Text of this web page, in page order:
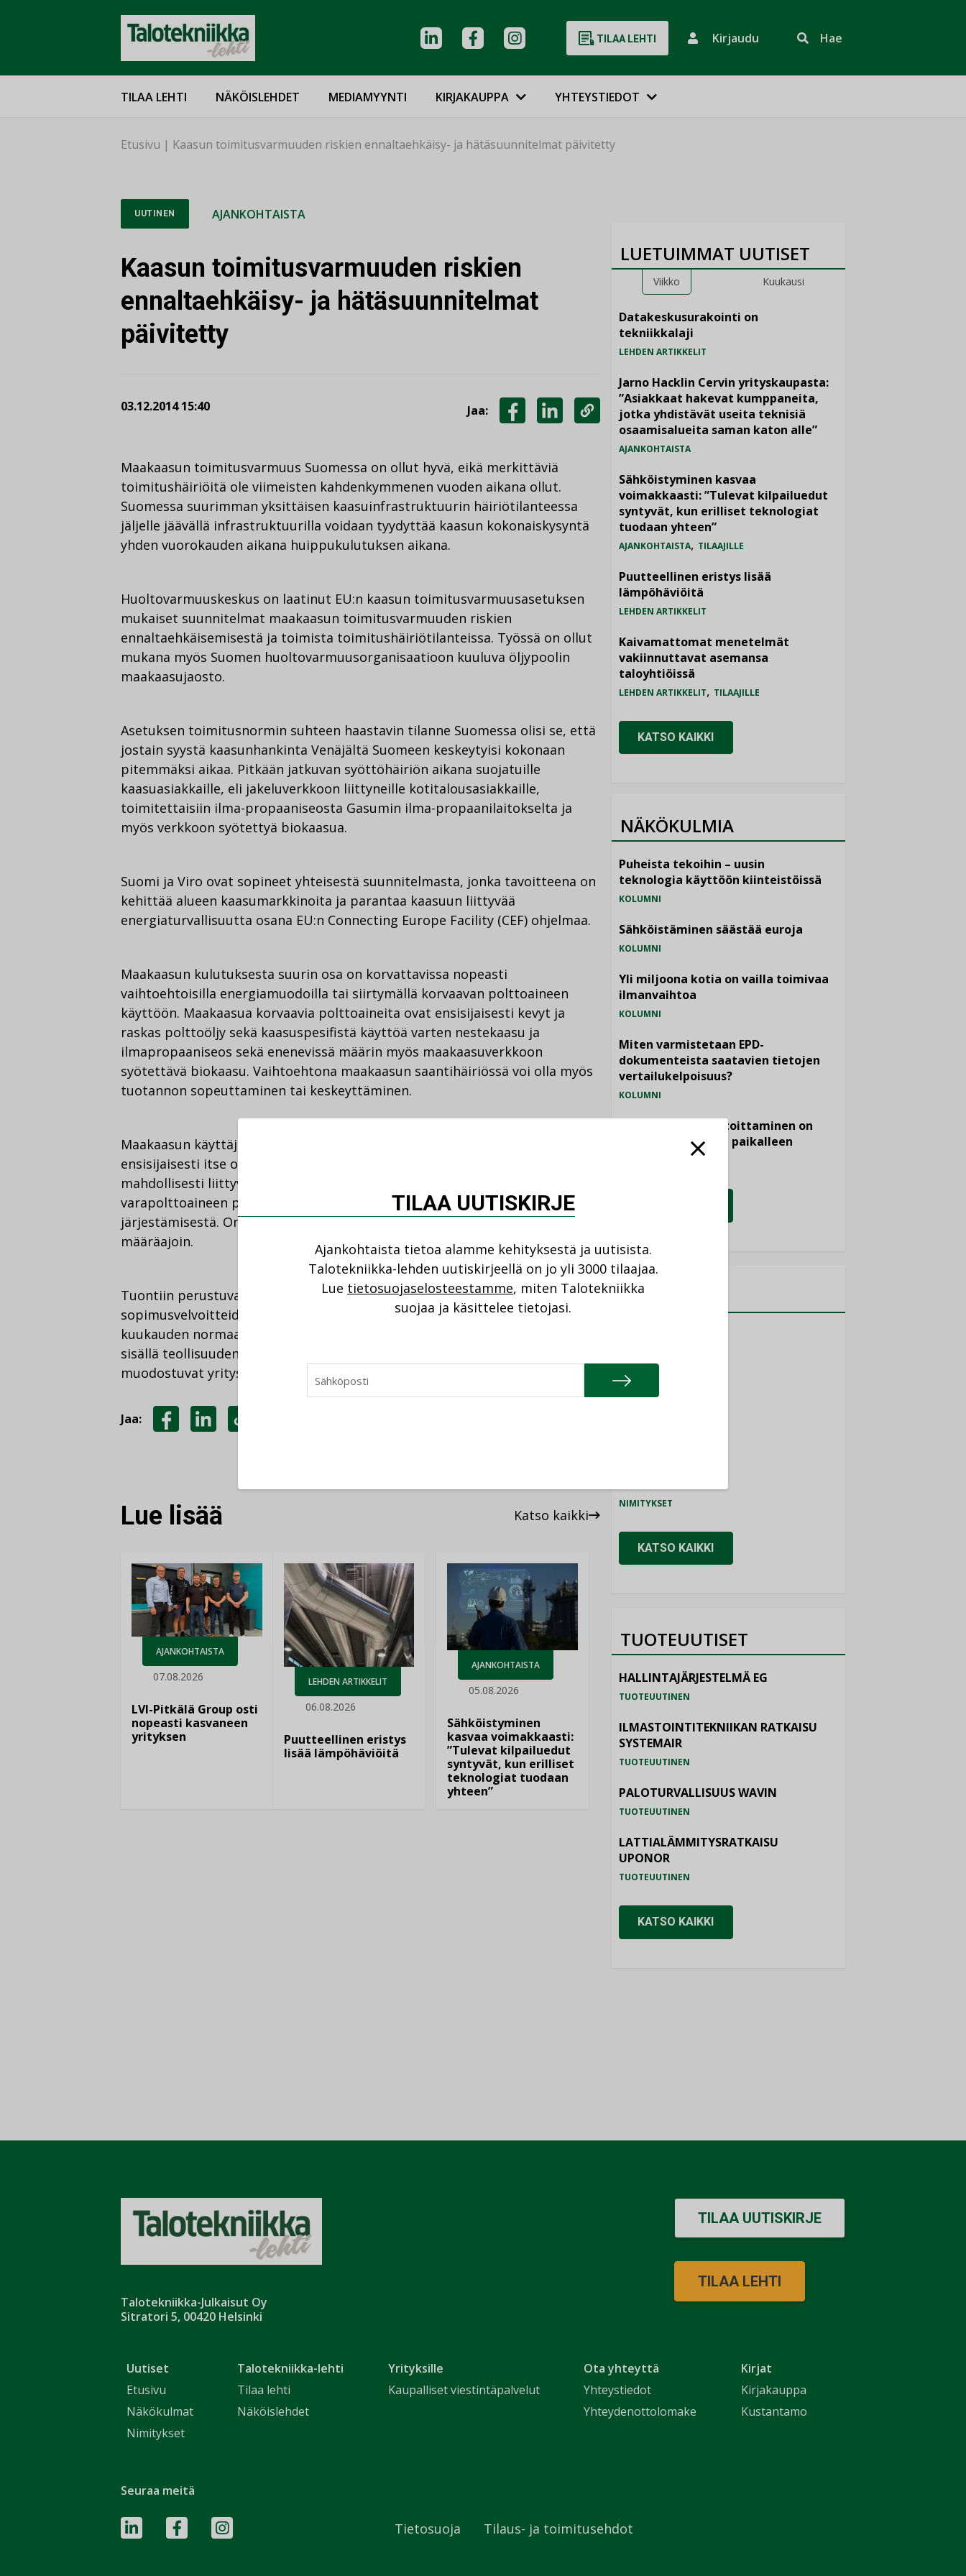
TILAA LEHTI Kirjaudu Hae
TILAA LEHTI NÄKÖISLEHDET MEDIAMYYNTI KIRJAKAUPPA YHTEYSTIEDOT
Etusivu | Kaasun toimitusvarmuuden riskien ennaltaehkäisy- ja hätäsuunnitelmat päivitetty
UUTINEN AJANKOHTAISTA
Kaasun toimitusvarmuuden riskien
ennaltaehkäisy- ja hätäsuunnitelmat
päivitetty
03.12.2014 15:40 Jaa:
LINKEDINISSÄ
KOPIOI
LINKKI
Maakaasun toimitusvarmuus Suomessa on ollut hyvä, eikä merkittäviä
toimitushäiriöitä ole viimeisten kahdenkymmenen vuoden aikana ollut.
Suomessa suurimman yksittäisen kaasuinfrastruktuurin häiriötilanteessa
jäljelle jäävällä infrastruktuurilla voidaan tyydyttää kaasun kokonaiskysyntä
yhden vuorokauden aikana huippukulutuksen aikana.
Huoltovarmuuskeskus on laatinut EU:n kaasun toimitusvarmuusasetuksen
mukaiset suunnitelmat maakaasun toimitusvarmuuden riskien
ennaltaehkäisemisestä ja toimista toimitushäiriötilanteissa. Työssä on ollut
mukana myös Suomen huoltovarmuusorganisaatioon kuuluva öljypoolin
maakaasujaosto.
Asetuksen toimitusnormin suhteen haastavin tilanne Suomessa olisi se, että
jostain syystä kaasunhankinta Venäjältä Suomeen keskeytyisi kokonaan
pitemmäksi aikaa. Pitkään jatkuvan syöttöhäiriön aikana suojatuille
kaasuasiakkaille, eli jakeluverkkoon liittyneille kotitalousasiakkaille,
toimitettaisiin ilma-propaaniseosta Gasumin ilma-propaanilaitokselta ja
myös verkkoon syötettyä biokaasua.
Suomi ja Viro ovat sopineet yhteisestä suunnitelmasta, jonka tavoitteena on
kehittää alueen kaasumarkkinoita ja parantaa kaasuun liittyvää
energiaturvallisuutta osana EU:n Connecting Europe Facility (CEF) ohjelmaa.
Maakaasun kulutuksesta suurin osa on korvattavissa nopeasti
vaihtoehtoisilla energiamuodoilla tai siirtymällä korvaavan polttoaineen
käyttöön. Maakaasua korvaavia polttoaineita ovat ensisijaisesti kevyt ja
raskas polttoöljy sekä kaasuspesifistä käyttöä varten nestekaasu ja
ilmapropaaniseos sekä enenevissä määrin myös maakaasuverkkoon
syötettävä biokaasu. Vaihtoehtona maakaasun saantihäiriössä voi olla myös
tuotannon sopeuttaminen tai keskeyttäminen.
Maakaasun käyttäjä, kuluttaja-asiakkaita lukuun ottamatta, vastaa
ensisijaisesti itse omasta varautumissuunnitelmastaan ja siihen
mahdollisesti liittyvän varapolttoainejärjestelmän toimintakunnosta,
varapolttoaineen puskurivarastoinnista ja tarvittavien kuljetusten
järjestämisestä. On tärkeää, että varapolttoainejärjestelmää testataan
määräajoin.
Tuontiin perustuvan energian saantihäiriön varalta ja kansainvälisten
sopimusvelvoitteiden täyttämiseksi Suomessa pidetään keskimäärin viiden
kuukauden normaalikulutusta vastaavat tuontipolttoainevarastot. Määrä ei
sisällä teollisuuden maakaasun kulutusta. Maakaasun osalta varastot
muodostuvat yritysten velvoitevarastoista ja valtion varmuusvarastoista.
Jaa:
Lue lisää Katso kaikki
AJANKOHTAISTA
07.08.2026
LVI-Pitkälä Group osti
nopeasti kasvaneen
yrityksen
LEHDEN ARTIKKELIT
06.08.2026
Puutteellinen eristys
lisää lämpöhäviöitä
AJANKOHTAISTA
05.08.2026
Sähköistyminen
kasvaa voimakkaasti:
”Tulevat kilpailuedut
syntyvät, kun erilliset
teknologiat tuodaan
yhteen”
LUETUIMMAT UUTISET
Viikko Kuukausi
Datakeskusurakointi on
tekniikkalaji
LEHDEN ARTIKKELIT
Jarno Hacklin Cervin yrityskaupasta:
”Asiakkaat hakevat kumppaneita,
jotka yhdistävät useita teknisiä
osaamisalueita saman katon alle”
AJANKOHTAISTA
Sähköistyminen kasvaa
voimakkaasti: ”Tulevat kilpailuedut
syntyvät, kun erilliset teknologiat
tuodaan yhteen”
AJANKOHTAISTA, TILAAJILLE
Puutteellinen eristys lisää
lämpöhäviöitä
LEHDEN ARTIKKELIT
Kaivamattomat menetelmät
vakiinnuttavat asemansa
taloyhtiöissä
LEHDEN ARTIKKELIT, TILAAJILLE
KATSO KAIKKI
NÄKÖKULMIA
Puheista tekoihin – uusin
teknologia käyttöön kiinteistöissä
KOLUMNI
Sähköistäminen säästää euroja
KOLUMNI
Yli miljoona kotia on vailla toimivaa
ilmanvaihtoa
KOLUMNI
Miten varmistetaan EPD-
dokumenteista saatavien tietojen
vertailukelpoisuus?
KOLUMNI
Vesi- ja viemärimitoittaminen on
jämähtänyt ajassa paikalleen
NIMITYKSET
Refair
NIMITYKSET
KATSO KAIKKI
TUOTEUUTISET
HALLINTAJÄRJESTELMÄ EG
TUOTEUUTINEN
ILMASTOINTITEKNIIKAN RATKAISU
SYSTEMAIR
TUOTEUUTINEN
PALOTURVALLISUUS WAVIN
TUOTEUUTINEN
LATTIALÄMMITYSRATKAISU
UPONOR
TUOTEUUTINEN
KATSO KAIKKI
Talotekniikka-Julkaisut Oy
Sitratori 5, 00420 Helsinki
Uutiset
Etusivu
Näkökulmat
Nimitykset
Talotekniikka-lehti
Tilaa lehti
Näköislehdet
Yrityksille
Kaupalliset viestintäpalvelut
Ota yhteyttä
Yhteystiedot
Yhteydenottolomake
Kirjat
Kirjakauppa
Kustantamo
TILAA UUTISKIRJE
TILAA LEHTI
Seuraa meitä
Tietosuoja Tilaus- ja toimitusehdot
TILAA UUTISKIRJE
Ajankohtaista tietoa alamme kehityksestä ja uutisista.
Talotekniikka-lehden uutiskirjeellä on jo yli 3000 tilaajaa.
Lue tietosuojaselosteestamme, miten Talotekniikka
suojaa ja käsittelee tietojasi.